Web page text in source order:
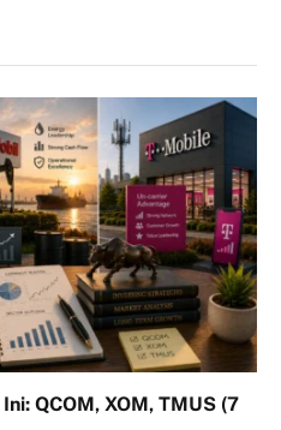
QCOM, XOM, TMUS (7